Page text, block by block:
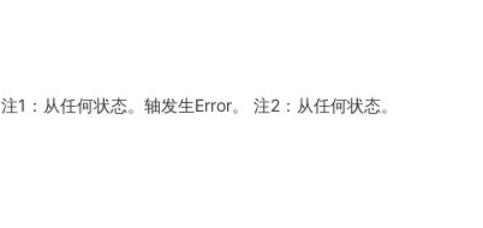
注1：从任何状态。轴发生Error。 注2：从任何状态。